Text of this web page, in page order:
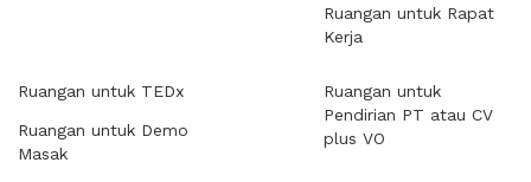
Ruangan untuk Rapat
Kerja
Ruangan untuk TEDx
Ruangan untuk Demo
Masak
Ruangan untuk
Pendirian PT atau CV
plus VO